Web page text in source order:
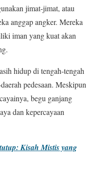
jimat-jimat, atau
anggap angker. Mereka
iman yang kuat akan
hidup di tengah-tengah
pedesaan. Meskipun
begu ganjang
dan kepercayaan
Kisah Mistis yang